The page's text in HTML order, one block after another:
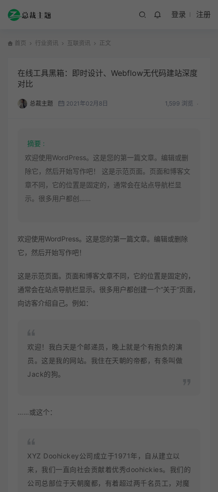
登录 注册
首页 行业资讯 互联资讯 正文
在线工具黑箱：即时设计、Webflow无代码建站深度
对比
总裁主题 2021年02月8日 1,599 浏览
摘要 :
欢迎使用WordPress。这是您的第一篇文章。编辑或删
除它，然后开始写作吧！ 这是示范页面。页面和博客文
章不同，它的位置是固定的，通常会在站点导航栏显
示。很多用户都创……
欢迎使用WordPress。这是您的第一篇文章。编辑或删除
它，然后开始写作吧！
这是示范页面。页面和博客文章不同，它的位置是固定的，
通常会在站点导航栏显示。很多用户都创建一个“关于”页面，
向访客介绍自己。例如：
欢迎！我白天是个邮递员，晚上就是个有抱负的演
员。这是我的网站。我住在天朝的帝都，有条叫做
Jack的狗。
……或这个：
XYZ Doohickey公司成立于1971年，自从建立以
来，我们一直向社会贡献着优秀doohickies。我们的
公司总部位于天朝魔都，有着超过两千名员工，对魔